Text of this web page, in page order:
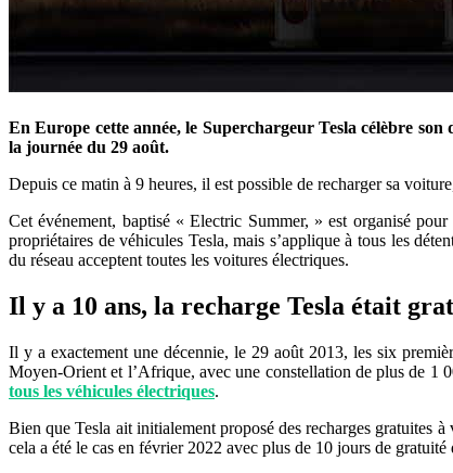
En Europe cette année, le Superchargeur Tesla célèbre
la journée du 29 août.
Depuis ce matin à 9 heures, il est possible de recharger sa
Cet événement, baptisé « Electric Summer, » est organisé
propriétaires de véhicules Tesla, mais s’applique à tous les
du réseau acceptent toutes les voitures électriques.
Il y a 10 ans, la recharge Tesla était
Il y a exactement une décennie, le 29 août 2013, les six
Moyen-Orient et l’Afrique, avec une constellation de plus de 1
tous les véhicules électriques.
Bien que Tesla ait initialement proposé des recharges gratuites
cela a été le cas en février 2022 avec plus de 10 jours de gratuité